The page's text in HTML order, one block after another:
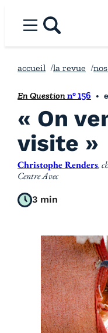
Menurechercher
accueil la revue
En Question n° 156
« On
visite »
Christophe Renders,
Centre Avec
3 min